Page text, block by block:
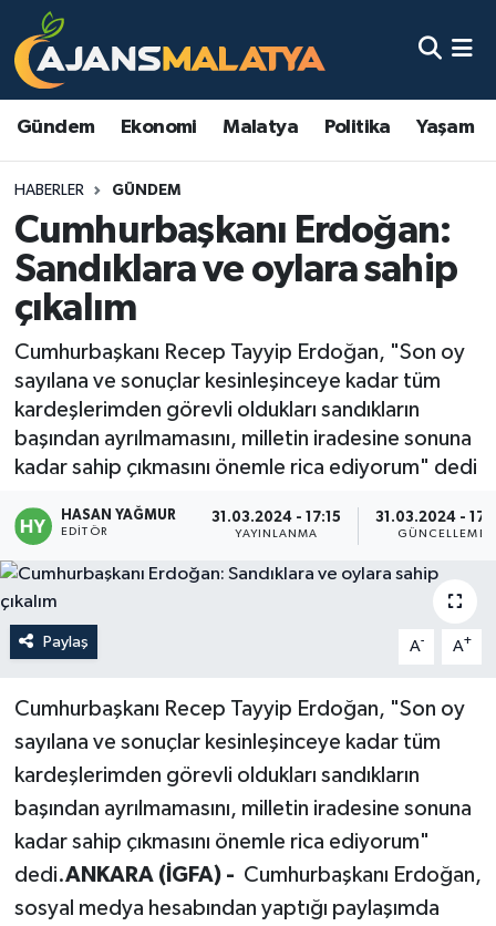
Gündem Ekonomi Malatya Politika Yaşam
HABERLER GÜNDEM
Cumhurbaşkanı Erdoğan:
Sandıklara ve oylara sahip
çıkalım
Cumhurbaşkanı Recep Tayyip Erdoğan, "Son oy
sayılana ve sonuçlar kesinleşinceye kadar tüm
kardeşlerimden görevli oldukları sandıkların
başından ayrılmamasını, milletin iradesine sonuna
kadar sahip çıkmasını önemle rica ediyorum" dedi
HASAN YAĞMUR
EDITÖR
31.03.2024 - 17:15
YAYINLANMA
31.03.2024 -
GÜNCELLEME
Paylaş A- A+
Cumhurbaşkanı Recep Tayyip Erdoğan, "Son oy
sayılana ve sonuçlar kesinleşinceye kadar tüm
kardeşlerimden görevli oldukları sandıkların
başından ayrılmamasını, milletin iradesine sonuna
kadar sahip çıkmasını önemle rica ediyorum"
dedi.ANKARA (İGFA) - Cumhurbaşkanı Erdoğan,
sosyal medya hesabından yaptığı paylaşımda
Asayiş
Eğitim
Ekonomi
Gündem
Kültür & Sanat
Magazin
Politika
Spor
Teknoloji
Malatya Nöbetçi Eczaneler
Malatya Namaz Vakitleri
Malatya Trafik Yoğunluk Haritası
TFF 3.Lig 2.Grup Puan Durumu ve Fikstür
Tüm Manşetler
Son Dakika Haberleri
Haber Arşivi